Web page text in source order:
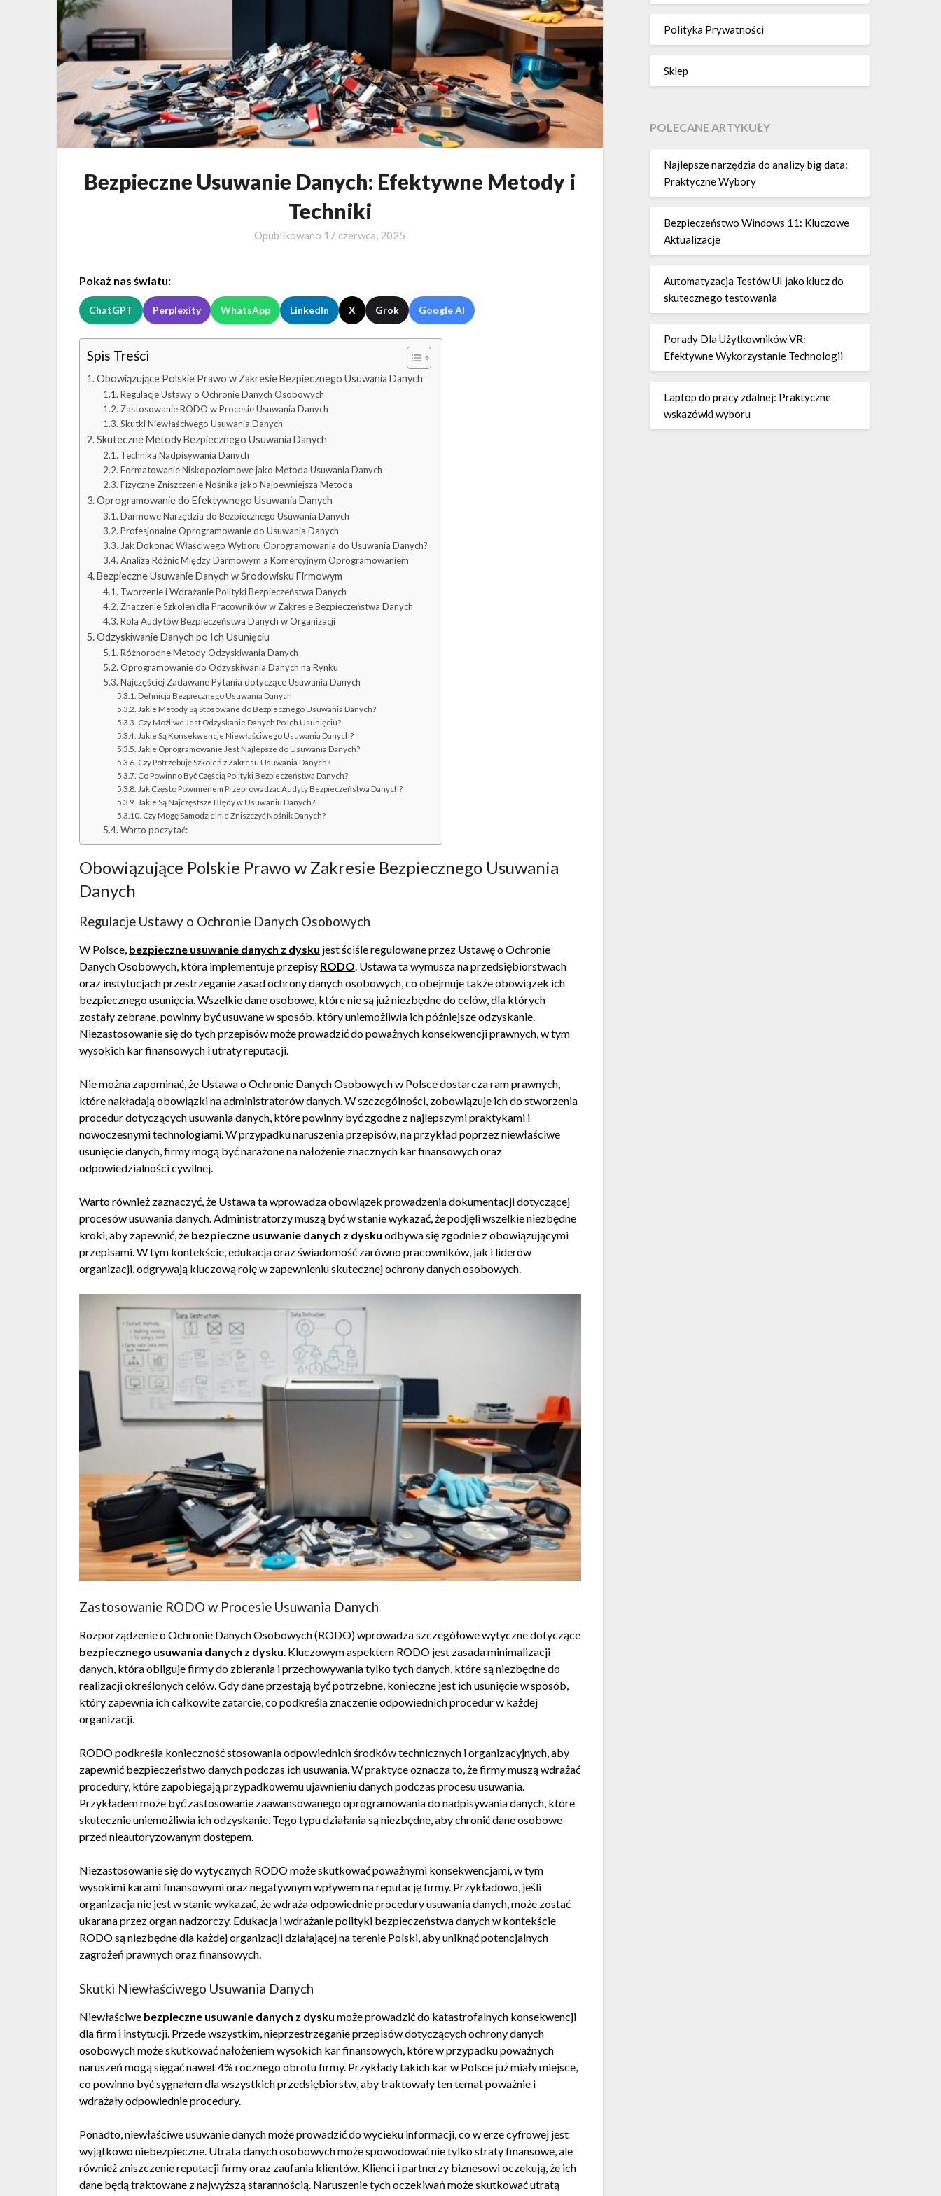
Bezpieczne Usuwanie Danych: Efektywne Metody i
Techniki
Opublikowano 17 czerwca, 2025
Pokaż nas światu:
ChatGPT Perplexity WhatsApp LinkedIn X Grok Google AI
Spis Treści
Obowiązujące Polskie Prawo w Zakresie Bezpiecznego Usuwania Danych
Regulacje Ustawy o Ochronie Danych Osobowych
Zastosowanie RODO w Procesie Usuwania Danych
Skutki Niewłaściwego Usuwania Danych
Skuteczne Metody Bezpiecznego Usuwania Danych
Technika Nadpisywania Danych
Formatowanie Niskopoziomowe jako Metoda Usuwania Danych
Fizyczne Zniszczenie Nośnika jako Najpewniejsza Metoda
Oprogramowanie do Efektywnego Usuwania Danych
Darmowe Narzędzia do Bezpiecznego Usuwania Danych
Profesjonalne Oprogramowanie do Usuwania Danych
Jak Dokonać Właściwego Wyboru Oprogramowania do Usuwania Danych?
Analiza Różnic Między Darmowym a Komercyjnym Oprogramowaniem
Bezpieczne Usuwanie Danych w Środowisku Firmowym
Tworzenie i Wdrażanie Polityki Bezpieczeństwa Danych
Znaczenie Szkoleń dla Pracowników w Zakresie Bezpieczeństwa Danych
Rola Audytów Bezpieczeństwa Danych w Organizacji
Odzyskiwanie Danych po Ich Usunięciu
Różnorodne Metody Odzyskiwania Danych
Oprogramowanie do Odzyskiwania Danych na Rynku
Najczęściej Zadawane Pytania dotyczące Usuwania Danych
Definicja Bezpiecznego Usuwania Danych
Jakie Metody Są Stosowane do Bezpiecznego Usuwania Danych?
Czy Możliwe Jest Odzyskanie Danych Po Ich Usunięciu?
Jakie Są Konsekwencje Niewłaściwego Usuwania Danych?
Jakie Oprogramowanie Jest Najlepsze do Usuwania Danych?
Czy Potrzebuję Szkoleń z Zakresu Usuwania Danych?
Co Powinno Być Częścią Polityki Bezpieczeństwa Danych?
Jak Często Powinienem Przeprowadzać Audyty Bezpieczeństwa Danych?
Jakie Są Najczęstsze Błędy w Usuwaniu Danych?
Czy Mogę Samodzielnie Zniszczyć Nośnik Danych?
Warto poczytać:
Obowiązujące Polskie Prawo w Zakresie Bezpiecznego Usuwania
Danych
Regulacje Ustawy o Ochronie Danych Osobowych
W Polsce, bezpieczne usuwanie danych z dysku jest ściśle regulowane przez Ustawę o Ochronie
Danych Osobowych, która implementuje przepisy RODO. Ustawa ta wymusza na przedsiębiorstwach
oraz instytucjach przestrzeganie zasad ochrony danych osobowych, co obejmuje także obowiązek ich
bezpiecznego usunięcia. Wszelkie dane osobowe, które nie są już niezbędne do celów, dla których
zostały zebrane, powinny być usuwane w sposób, który uniemożliwia ich późniejsze odzyskanie.
Niezastosowanie się do tych przepisów może prowadzić do poważnych konsekwencji prawnych, w tym
wysokich kar finansowych i utraty reputacji.
Nie można zapominać, że Ustawa o Ochronie Danych Osobowych w Polsce dostarcza ram prawnych,
które nakładają obowiązki na administratorów danych. W szczególności, zobowiązuje ich do stworzenia
procedur dotyczących usuwania danych, które powinny być zgodne z najlepszymi praktykami i
nowoczesnymi technologiami. W przypadku naruszenia przepisów, na przykład poprzez niewłaściwe
usunięcie danych, firmy mogą być narażone na nałożenie znacznych kar finansowych oraz
odpowiedzialności cywilnej.
Warto również zaznaczyć, że Ustawa ta wprowadza obowiązek prowadzenia dokumentacji dotyczącej
procesów usuwania danych. Administratorzy muszą być w stanie wykazać, że podjęli wszelkie niezbędne
kroki, aby zapewnić, że bezpieczne usuwanie danych z dysku odbywa się zgodnie z obowiązującymi
przepisami. W tym kontekście, edukacja oraz świadomość zarówno pracowników, jak i liderów
organizacji, odgrywają kluczową rolę w zapewnieniu skutecznej ochrony danych osobowych.
Zastosowanie RODO w Procesie Usuwania Danych
Rozporządzenie o Ochronie Danych Osobowych (RODO) wprowadza szczegółowe wytyczne dotyczące
bezpiecznego usuwania danych z dysku. Kluczowym aspektem RODO jest zasada minimalizacji
danych, która obliguje firmy do zbierania i przechowywania tylko tych danych, które są niezbędne do
realizacji określonych celów. Gdy dane przestają być potrzebne, konieczne jest ich usunięcie w sposób,
który zapewnia ich całkowite zatarcie, co podkreśla znaczenie odpowiednich procedur w każdej
organizacji.
RODO podkreśla konieczność stosowania odpowiednich środków technicznych i organizacyjnych, aby
zapewnić bezpieczeństwo danych podczas ich usuwania. W praktyce oznacza to, że firmy muszą wdrażać
procedury, które zapobiegają przypadkowemu ujawnieniu danych podczas procesu usuwania.
Przykładem może być zastosowanie zaawansowanego oprogramowania do nadpisywania danych, które
skutecznie uniemożliwia ich odzyskanie. Tego typu działania są niezbędne, aby chronić dane osobowe
przed nieautoryzowanym dostępem.
Niezastosowanie się do wytycznych RODO może skutkować poważnymi konsekwencjami, w tym
wysokimi karami finansowymi oraz negatywnym wpływem na reputację firmy. Przykładowo, jeśli
organizacja nie jest w stanie wykazać, że wdraża odpowiednie procedury usuwania danych, może zostać
ukarana przez organ nadzorczy. Edukacja i wdrażanie polityki bezpieczeństwa danych w kontekście
RODO są niezbędne dla każdej organizacji działającej na terenie Polski, aby uniknąć potencjalnych
zagrożeń prawnych oraz finansowych.
Skutki Niewłaściwego Usuwania Danych
Niewłaściwe bezpieczne usuwanie danych z dysku może prowadzić do katastrofalnych konsekwencji
dla firm i instytucji. Przede wszystkim, nieprzestrzeganie przepisów dotyczących ochrony danych
osobowych może skutkować nałożeniem wysokich kar finansowych, które w przypadku poważnych
naruszeń mogą sięgać nawet 4% rocznego obrotu firmy. Przykłady takich kar w Polsce już miały miejsce,
co powinno być sygnałem dla wszystkich przedsiębiorstw, aby traktowały ten temat poważnie i
wdrażały odpowiednie procedury.
Ponadto, niewłaściwe usuwanie danych może prowadzić do wycieku informacji, co w erze cyfrowej jest
wyjątkowo niebezpieczne. Utrata danych osobowych może spowodować nie tylko straty finansowe, ale
również zniszczenie reputacji firmy oraz zaufania klientów. Klienci i partnerzy biznesowi oczekują, że ich
dane będą traktowane z najwyższą starannością. Naruszenie tych oczekiwań może skutkować utratą
Polityka Prywatności
Sklep
POLECANE ARTYKUŁY
Najlepsze narzędzia do analizy big data:
Praktyczne Wybory
Bezpieczeństwo Windows 11: Kluczowe
Aktualizacje
Automatyzacja Testów UI jako klucz do
skutecznego testowania
Porady Dla Użytkowników VR:
Efektywne Wykorzystanie Technologii
Laptop do pracy zdalnej: Praktyczne
wskazówki wyboru